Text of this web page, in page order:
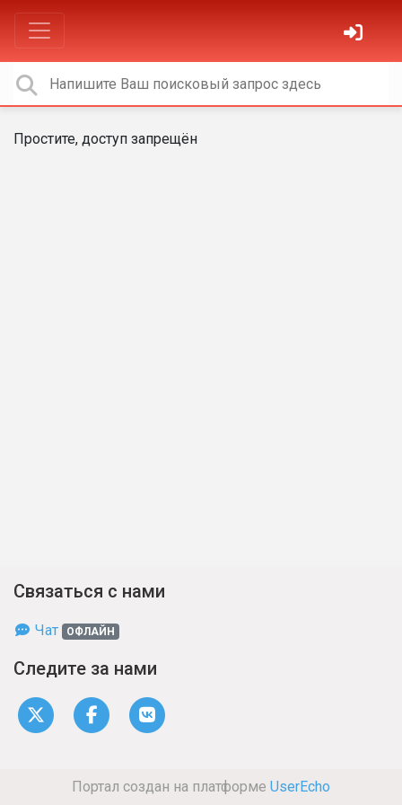
Простите, доступ запрещён
Связаться с нами
Чат ОФЛАЙН
Следите за нами
Портал создан на платформе UserEcho